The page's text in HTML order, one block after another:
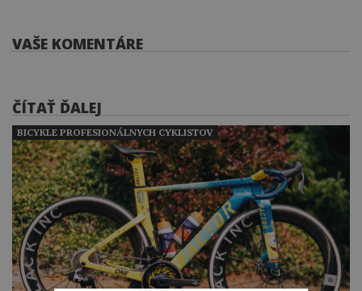
VAŠE KOMENTÁRE
ČÍTAŤ ĎALEJ
BICYKLE PROFESIONÁLNYCH CYKLISTOV